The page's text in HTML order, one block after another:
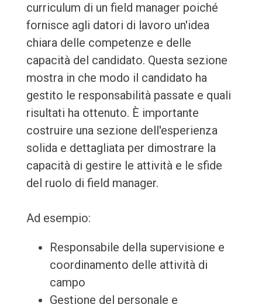
curriculum di un field manager poiché
fornisce agli datori di lavoro un'idea
chiara delle competenze e delle
capacità del candidato. Questa sezione
mostra in che modo il candidato ha
gestito le responsabilità passate e quali
risultati ha ottenuto. È importante
costruire una sezione dell'esperienza
solida e dettagliata per dimostrare la
capacità di gestire le attività e le sfide
del ruolo di field manager.
Ad esempio:
Responsabile della supervisione e
coordinamento delle attività di
campo
Gestione del personale e